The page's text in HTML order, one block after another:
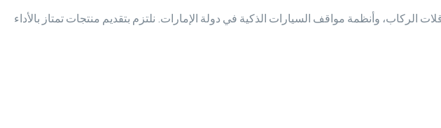
وأنظمة مواقف السيارات الذكية في دولة الإمارات. نلتزم بتقديم منتجات تمتاز بالأداء